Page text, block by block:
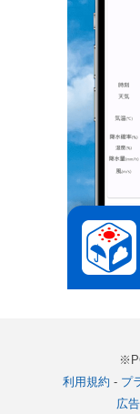
利用規約 - プ
広